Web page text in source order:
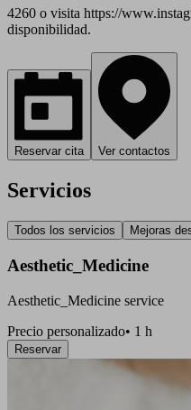
4260 o visita https://
disponibilidad.
Reservar cita Ver contactos
Servicios
Todos los servicios Mejoras
Aesthetic_Medicine
Aesthetic_Medicine service
Precio personalizado• 1 h
Reservar